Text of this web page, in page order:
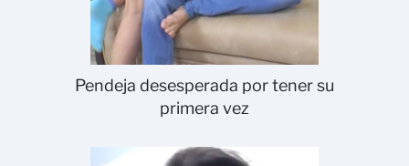
Pendeja desesperada por tener su
primera vez